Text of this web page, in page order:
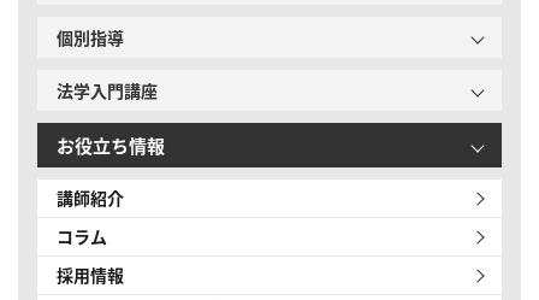
個別指導
法学入門講座
お役立ち情報
講師紹介
コラム
採用情報